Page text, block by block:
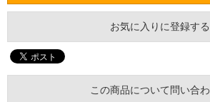
お気に入りに登録する
この商品について問い合